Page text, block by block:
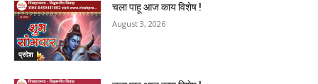
प्रदेश
चला पाहू आज काय विशेष !
August 3, 2026